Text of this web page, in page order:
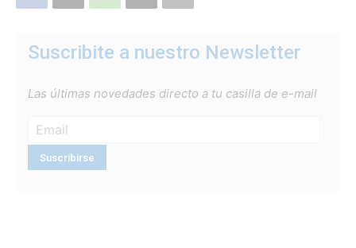
Suscribite a nuestro Newsletter
Las últimas novedades directo a tu casilla de e-mail